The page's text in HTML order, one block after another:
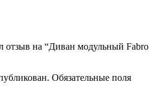
отзыв на “Диван модульный Fabro
Обязательные поля